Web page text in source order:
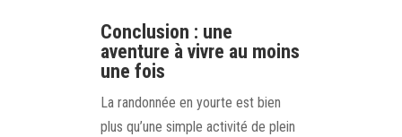
Conclusion : une
aventure à vivre au moins
une fois
La randonnée en yourte est bien
plus qu’une simple activité de plein